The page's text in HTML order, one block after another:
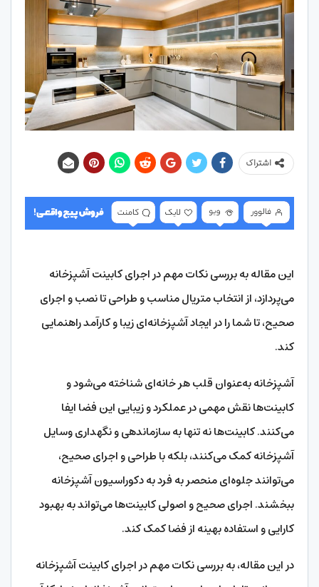
اشتراک
این مقاله به بررسی نکات مهم در اجرای کابینت آشپزخانه
می‌پردازد، از انتخاب متریال مناسب و طراحی تا نصب و اجرای
صحیح، تا شما را در ایجاد آشپزخانه‌ای زیبا و کارآمد راهنمایی
کند.
آشپزخانه به‌عنوان قلب هر خانه‌ای شناخته می‌شود و
کابینت‌ها نقش مهمی در عملکرد و زیبایی این فضا ایفا
می‌کنند. کابینت‌ها نه تنها به سازماندهی و نگهداری وسایل
آشپزخانه کمک می‌کنند، بلکه با طراحی و اجرای صحیح،
می‌توانند جلوه‌ای منحصر به فرد به دکوراسیون آشپزخانه
ببخشند. اجرای صحیح و اصولی کابینت‌ها می‌تواند به بهبود
کارایی و استفاده بهینه از فضا کمک کند.
در این مقاله، به بررسی نکات مهم در اجرای کابینت آشپزخانه